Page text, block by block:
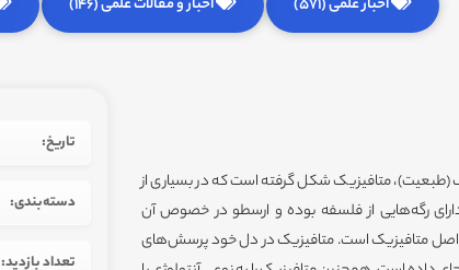
(طبعیت)، متافیزیک شکل گرفته است که در بسیاری از
رگه‌هایی از فلسفه بوده و ارسطو در خصوص آن
متافیزیک است. متافیزیک در دل خود پرسش‌های
تاریخ:
دسته‌بندی:
تعداد بازدید: